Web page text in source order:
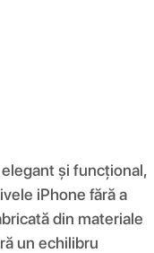
și funcțional,
iPhone fără a
din materiale
un echilibru